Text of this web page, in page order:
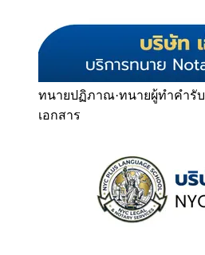
ทนายปฏิภาณ·ทนายผู้ทำคำรั
เอกสาร